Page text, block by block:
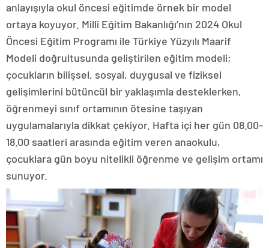
anlayışıyla okul öncesi eğitimde örnek bir model
ortaya koyuyor. Millî Eğitim Bakanlığı’nın 2024 Okul
Öncesi Eğitim Programı ile Türkiye Yüzyılı Maarif
Modeli doğrultusunda geliştirilen eğitim modeli;
çocukların bilişsel, sosyal, duygusal ve fiziksel
gelişimlerini bütüncül bir yaklaşımla desteklerken,
öğrenmeyi sınıf ortamının ötesine taşıyan
uygulamalarıyla dikkat çekiyor. Hafta içi her gün 08.00-
18.00 saatleri arasında eğitim veren anaokulu,
çocuklara gün boyu nitelikli öğrenme ve gelişim ortamı
sunuyor.